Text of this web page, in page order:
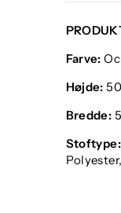
Farve:
Højde:
Bredde:
Stoftype: